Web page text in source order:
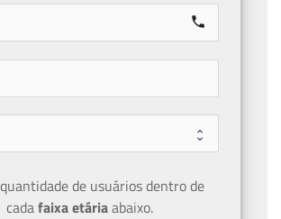
call
de usuários dentro de
cada faixa etária abaixo.